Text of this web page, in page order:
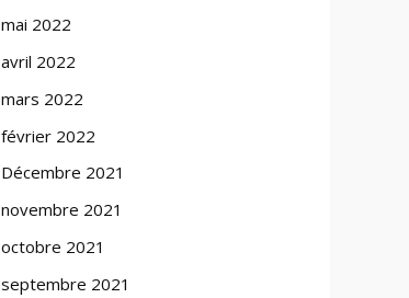
mai 2022
avril 2022
mars 2022
février 2022
Décembre 2021
novembre 2021
octobre 2021
septembre 2021